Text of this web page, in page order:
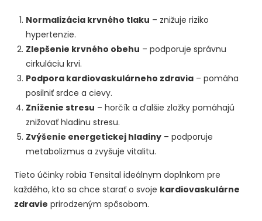
Normalizácia krvného tlaku – znižuje riziko
hypertenzie.
Zlepšenie krvného obehu – podporuje správnu
cirkuláciu krvi.
Podpora kardiovaskulárneho zdravia – pomáha
posilniť srdce a cievy.
Zníženie stresu – horčík a ďalšie zložky pomáhajú
znižovať hladinu stresu.
Zvýšenie energetickej hladiny – podporuje
metabolizmus a zvyšuje vitalitu.
Tieto účinky robia Tensital ideálnym doplnkom pre
každého, kto sa chce starať o svoje kardiovaskulárne
zdravie prirodzeným spôsobom.